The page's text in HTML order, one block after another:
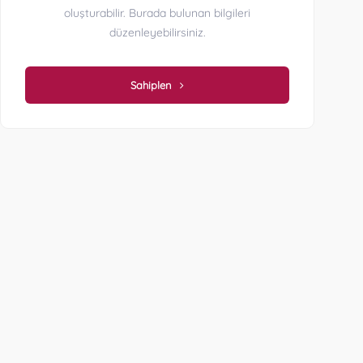
oluşturabilir. Burada bulunan bilgileri
düzenleyebilirsiniz.
Sahiplen